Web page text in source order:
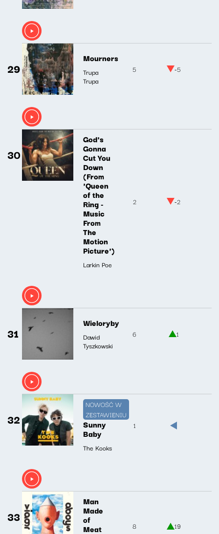
29
Mourners
Trupa
Trupa
5 -5
30
God's
Gonna
Cut You
Down
(From
'Queen
of the
Ring -
Music
From
The
Motion
Picture')
Larkin Poe
2 -2
31
Wieloryby
Dawid
Tyszkowski
6 1
32
NOWOŚĆ W
ZESTAWIENIU
Sunny
Baby
The Kooks
1
33
Man
Made
of
Meat 8 19